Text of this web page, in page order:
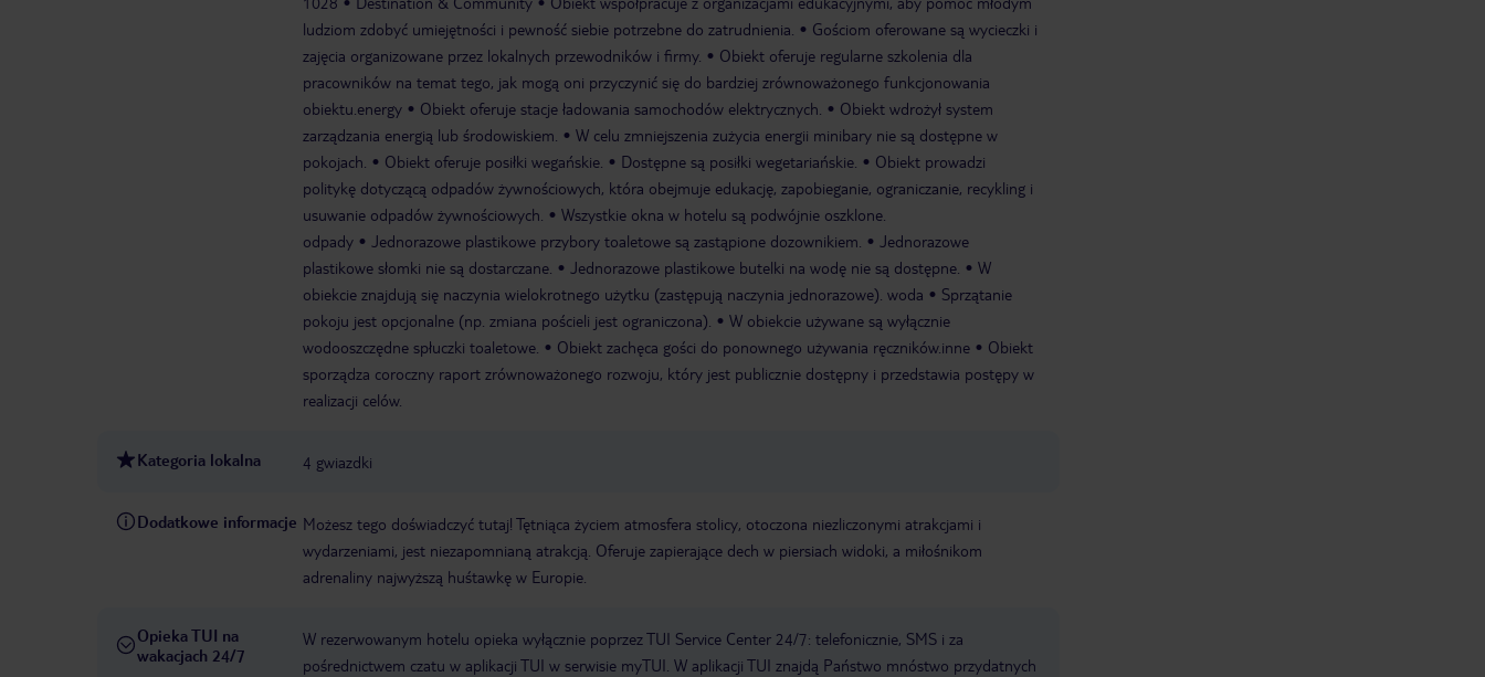
ludziom zdobyć umiejętności i pewność siebie potrzebne do zatrudnienia.
Gościom oferowane są wycieczki i
zajęcia organizowane przez lokalnych przewodników i firmy.
Obiekt oferuje regularne szkolenia dla
pracowników na temat tego, jak mogą oni przyczynić się do bardziej zrównoważonego funkcjonowania
obiektu.energy
Obiekt oferuje stacje ładowania samochodów elektrycznych.
Obiekt wdrożył system
zarządzania energią lub środowiskiem.
W celu zmniejszenia zużycia energii minibary nie są dostępne w
pokojach.
Obiekt oferuje posiłki wegańskie. Dostępne są posiłki wegetariańskie.
Obiekt prowadzi
politykę dotyczącą odpadów żywnościowych, która obejmuje edukację, zapobieganie, ograniczanie, recykling i
usuwanie odpadów żywnościowych.
Wszystkie okna w hotelu są podwójnie oszklone.
odpady
Jednorazowe plastikowe przybory toaletowe są zastąpione dozownikiem.
Jednorazowe
plastikowe słomki nie są dostarczane.
Jednorazowe plastikowe butelki na wodę nie są dostępne.
W
obiekcie znajdują się naczynia wielokrotnego użytku (zastępują naczynia jednorazowe). woda
Sprzątanie
pokoju jest opcjonalne (np. zmiana pościeli jest ograniczona).
W obiekcie używane są wyłącznie
wodooszczędne spłuczki toaletowe.
Obiekt zachęca gości do ponownego używania ręczników.inne
Obiekt
sporządza coroczny raport zrównoważonego rozwoju, który jest publicznie dostępny i przedstawia postępy w
realizacji celów.
Kategoria lokalna 4 gwiazdki
Dodatkowe informacje Możesz tego doświadczyć tutaj! Tętniąca życiem atmosfera stolicy, otoczona niezliczonymi atrakcjami i
wydarzeniami, jest niezapomnianą atrakcją. Oferuje zapierające dech w piersiach widoki, a miłośnikom
adrenaliny najwyższą huśtawkę w Europie.
Opieka TUI na
wakacjach 24/7
W rezerwowanym hotelu opieka wyłącznie poprzez TUI Service Center 24/7: telefonicznie, SMS i za
pośrednictwem czatu w aplikacji TUI w serwisie myTUI. W aplikacji TUI znajdą Państwo mnóstwo przydatnych